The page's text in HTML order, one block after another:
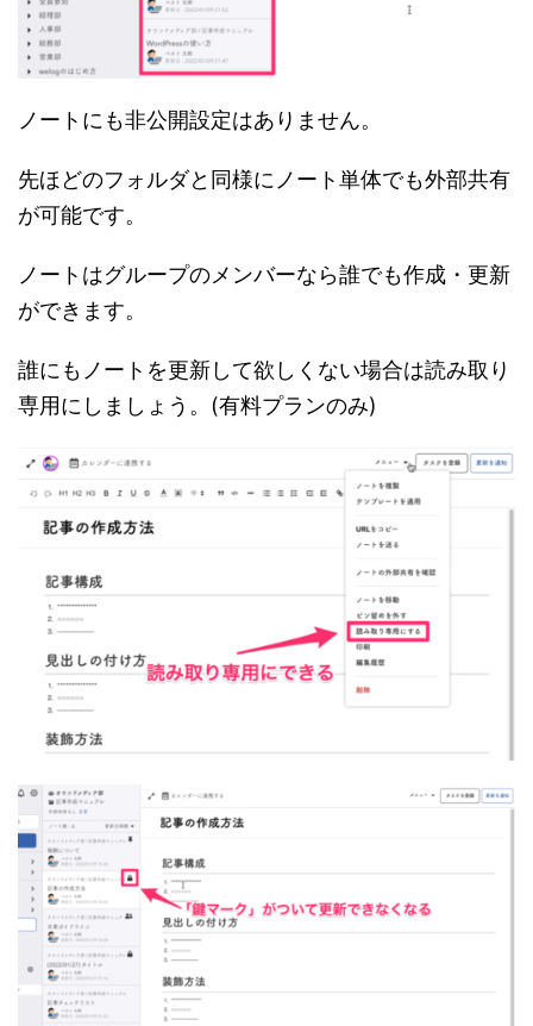
ノートにも非公開設定はありません。
先ほどのフォルダと同様にノート単体でも外部共有
が可能です。
ノートはグループのメンバーなら誰でも作成・更新
ができます。
誰にもノートを更新して欲しくない場合は読み取り
専用にしましょう。(有料プランのみ)